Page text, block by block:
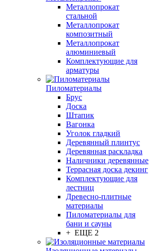
Металлопрокат
стальной
Металлопрокат
композитный
Металлопрокат
алюминиевый
Комплектующие для
арматуры
Пиломатериалы
Брус
Доска
Штапик
Вагонка
Уголок гладкий
Деревянный плинтус
Деревянная раскладка
Наличники деревянные
Террасная доска декинг
Комплектующие для
лестниц
Древесно-плитные
материалы
Пиломатериалы для
бани и сауны
+ ЕЩЕ 2